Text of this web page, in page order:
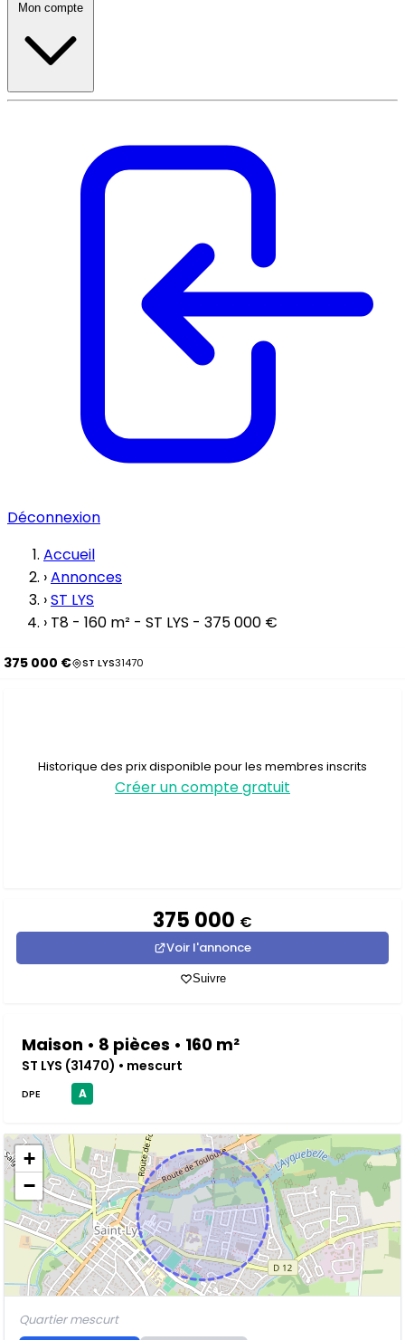
Mon compte
Déconnexion
Accueil
›Annonces
›ST LYS
› T8 - 160 m² - ST LYS - 375 000 €
375 000 € ST LYS31470
Historique des prix disponible pour les membres inscrits
Créer un compte gratuit
375 000 €
Voir l'annonce
Suivre
Maison • 8 pièces • 160 m²
ST LYS (31470) • mescurt
DPE A
+
−
Quartier mescurt